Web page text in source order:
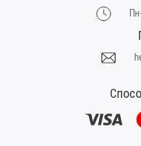
Ширина планки (мм):